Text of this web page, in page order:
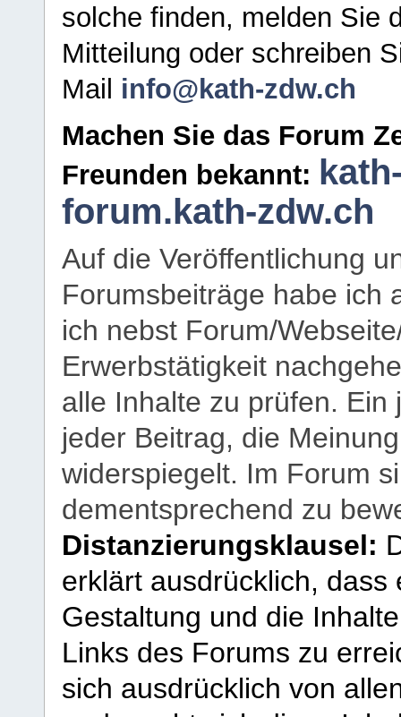
solche finden, melden Sie
Mitteilung oder schreiben
Mail info@kath-zdw.ch
Machen Sie das Forum
Freunden bekannt:
forum.kath-zdw.ch
Auf die Veröffentlichung
Forumsbeiträge habe ich
ich nebst Forum/
Erwerbstätigkeit
alle Inhalte zu prüfen.
jeder Beitrag, die
widerspiegelt. Im Forum
dementsprechend zu
Distanzierungsklausel:
erklärt ausdrücklich,
Gestaltung und die
Links des Forums zu
sich ausdrücklich von